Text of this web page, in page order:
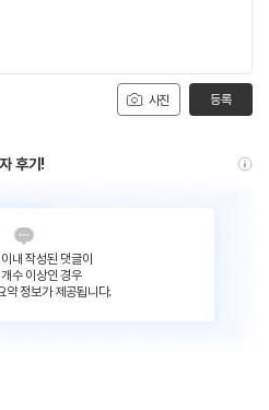
사진 등록
후기!
내 작성된 댓글이
수 이상인 경우
약 정보가 제공됩니다.